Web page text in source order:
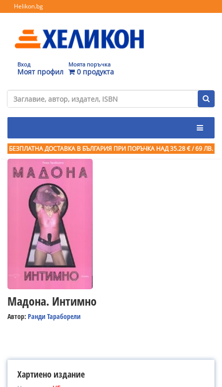
Helikon.bg
Вход
Моят профил
Моята поръчка
0 продукта
БЕЗПЛАТНА ДОСТАВКА В БЪЛГАРИЯ ПРИ ПОРЪЧКА НАД 35.28 € / 69 ЛВ.
Мадона. Интимно
Автор: Ранди Тараборели
Хартиено издание